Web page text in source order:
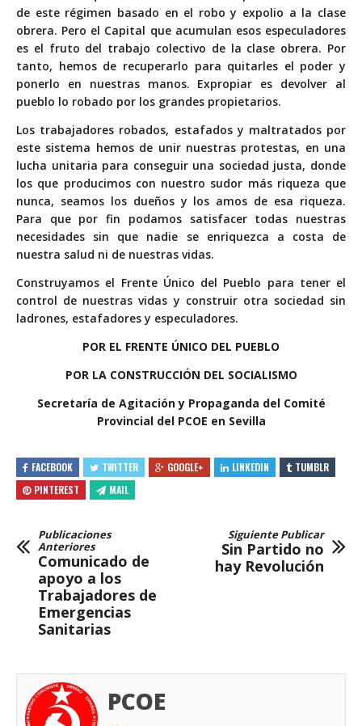
de este régimen basado en el robo y expolio a la clase
obrera. Pero el Capital que acumulan esos especuladores
es el fruto del trabajo colectivo de la clase obrera. Por
tanto, hemos de recuperarlo para quitarles el poder y
ponerlo en nuestras manos. Expropiar es devolver al
pueblo lo robado por los grandes propietarios.
Los trabajadores robados, estafados y maltratados por
este sistema hemos de unir nuestras protestas, en una
lucha unitaria para conseguir una sociedad justa, donde
los que producimos con nuestro sudor más riqueza que
nunca, seamos los dueños y los amos de esa riqueza.
Para que por fin podamos satisfacer todas nuestras
necesidades sin que nadie se enriquezca a costa de
nuestra salud ni de nuestras vidas.
Construyamos el Frente Único del Pueblo para tener el
control de nuestras vidas y construir otra sociedad sin
ladrones, estafadores y especuladores.
POR EL FRENTE ÚNICO DEL PUEBLO
POR LA CONSTRUCCIÓN DEL SOCIALISMO
Secretaría de Agitación y Propaganda del Comité
Provincial del PCOE en Sevilla
FACEBOOK TWITTER GOOGLE+ LINKEDIN
TUMBLR
PINTEREST
MAIL
Publicaciones
Anteriores
Comunicado de
apoyo a los
Trabajadores de
Emergencias
Sanitarias
Siguiente Publicar
Sin Partido no
hay Revolución
PCOE